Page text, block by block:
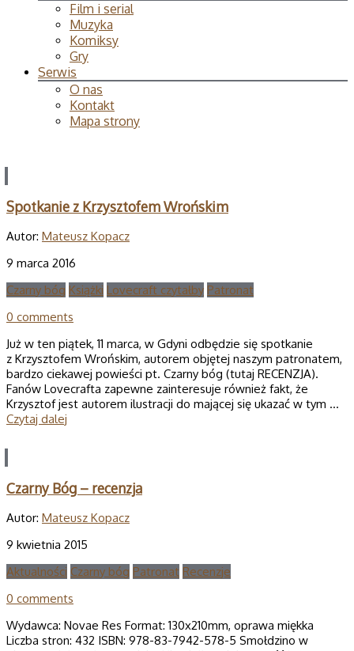
Film i serial
Muzyka
Komiksy
Gry
Serwis
O nas
Kontakt
Mapa strony
Spotkanie z Krzysztofem Wrońskim
Autor: Mateusz Kopacz
9 marca 2016
Czarny bóg Książki Lovecraft czytałby Patronat
0 comments
Już w ten piątek, 11 marca, w Gdyni odbędzie się spotkanie
z Krzysztofem Wrońskim, autorem objętej naszym patronatem,
bardzo ciekawej powieści pt. Czarny bóg (tutaj RECENZJA).
Fanów Lovecrafta zapewne zainteresuje również fakt, że
Krzysztof jest autorem ilustracji do mającej się ukazać w tym …
Czytaj dalej
Czarny Bóg – recenzja
Autor: Mateusz Kopacz
9 kwietnia 2015
Aktualności Czarny bóg Patronat Recenzje
0 comments
Wydawca: Novae Res Format: 130x210mm, oprawa miękka
Liczba stron: 432 ISBN: 978-83-7942-578-5 Smołdzino w